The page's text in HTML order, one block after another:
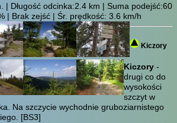
| Długość odcinka:2.4 km | Suma podejść:60
| Brak zejść | Śr. prędkość: 3.6 km/h
Kiczory
Kiczory -
drugi co do
wysokości
szczyt w
Na szczycie wychodnie gruboziarnistego
[BS3]